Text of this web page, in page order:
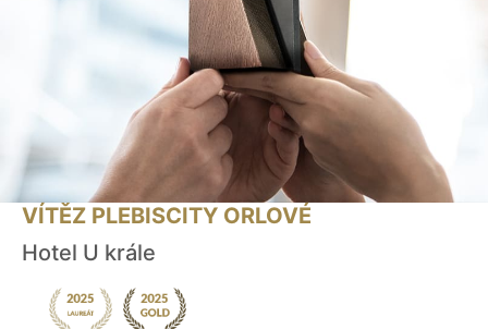
VÍTĚZ PLEBISCITY ORLOVÉ
Hotel U krále